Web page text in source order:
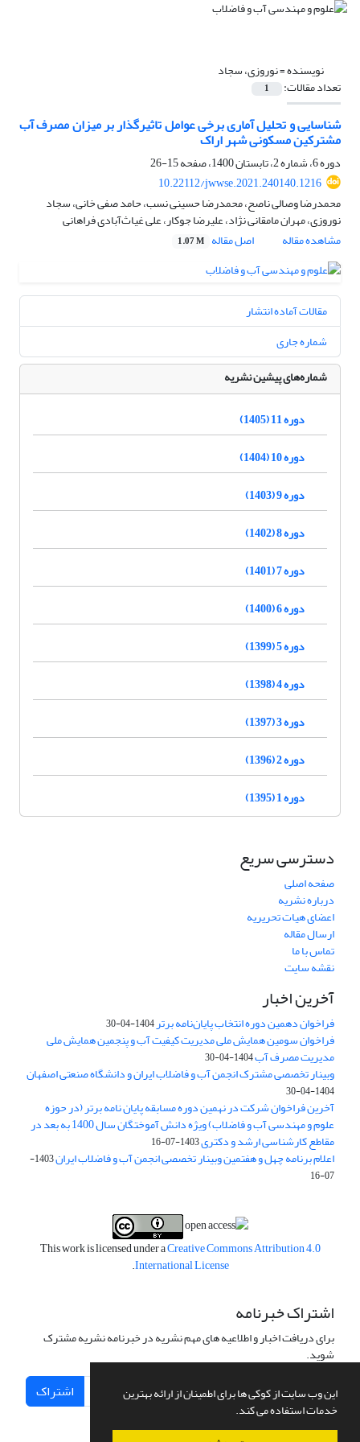
این وب سایت از کوکی ها برای اطمینان از ارائه بهترین
خدمات استفاده می کند.
نویسنده =نوروزی، سجاد
تعداد مقالات: 1
شناسایی و تحلیل آماری برخی عوامل تاثیرگذار بر میزان مصرف آب
مشترکین مسکونی شهر اراک
دوره 6، شماره 2، تابستان 1400، صفحه
15-26
10.22112/jwwse.2021.240140.1216
محمدرضا وصالی ناصح، محمدرضا حسینی نسب، حامد صفی خانی، سجاد
نوروزی، مهران مامقانی نژاد، علیرضا جوکار، علی غیاث‌آبادی فراهانی
مشاهده مقاله
اصل مقاله 1.07 M
مقالات آماده انتشار
شماره جاری
شماره‌های پیشین نشریه
دوره 11 (1405)
دوره 10 (1404)
دوره 9 (1403)
دوره 8 (1402)
دوره 7 (1401)
دوره 6 (1400)
دوره 5 (1399)
دوره 4 (1398)
دوره 3 (1397)
دوره 2 (1396)
دوره 1 (1395)
دسترسی سریع
صفحه اصلی
درباره نشریه
اعضای هیات تحریریه
ارسال مقاله
تماس با ما
نقشه سایت
آخرین اخبار
فراخوان دهمین دوره انتخاب پایان‌نامه برتر1404-04-30
فراخوان سومین همایش ملی مدیریت کیفیت آب و پنجمین همایش ملی
مدیریت مصرف آب1404-04-30
وبینار تخصصی مشترک انجمن آب و فاضلاب ایران و دانشگاه صنعتی اصفهان
1404-04-30
آخرین فراخوان شرکت در نهمین دوره مسابقه پایان نامه برتر (در حوزه
علوم و مهندسی آب و فاضلاب) ویژه دانش آموختگان سال 1400 به بعد در
مقاطع کارشناسی ارشد و دکتری1403-07-16
اعلام برنامه چهل و هفتمین وبینار تخصصی انجمن آب و فاضلاب ایران
1403-
07-16
This work is licensed under aCreative Commons Attribution 4.0
International License
.
اشتراک خبرنامه
برای دریافت اخبار و اطلاعیه های مهم نشریه در خبرنامه نشریه مشترک
شوید.
اشتراک